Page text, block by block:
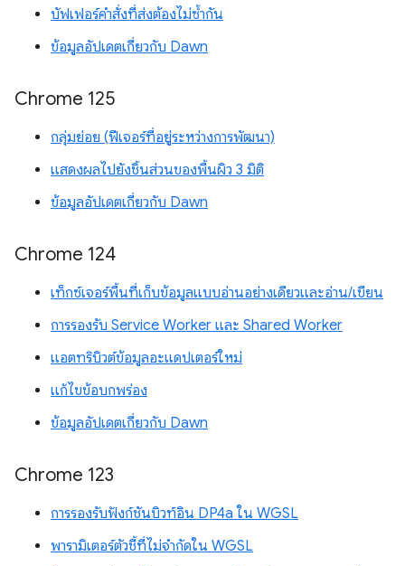
บัฟเฟอร์คำสั่งที่ส่งต้องไม่ซ้ำกัน
ข้อมูลอัปเดตเกี่ยวกับ Dawn
Chrome 125
กลุ่มย่อย (ฟีเจอร์ที่อยู่ระหว่างการพัฒนา)
แสดงผลไปยังชิ้นส่วนของพื้นผิว 3 มิติ
ข้อมูลอัปเดตเกี่ยวกับ Dawn
Chrome 124
เท็กซ์เจอร์พื้นที่เก็บข้อมูลแบบอ่านอย่างเดียวและอ่าน/เขียน
การรองรับ Service Worker และ Shared Worker
แอตทริบิวต์ข้อมูลอะแดปเตอร์ใหม่
แก้ไขข้อบกพร่อง
ข้อมูลอัปเดตเกี่ยวกับ Dawn
Chrome 123
การรองรับฟังก์ชันบิวท์อิน DP4a ใน WGSL
พารามิเตอร์ตัวชี้ที่ไม่จำกัดใน WGSL